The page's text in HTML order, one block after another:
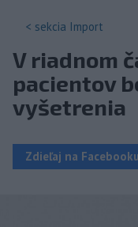
< sekcia Import
V riadnom
pacientov
vyšetrenia
Zdieľaj na Facebooku